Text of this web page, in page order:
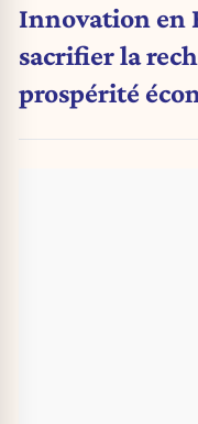
Innovation en
sacrifier la
prospérité